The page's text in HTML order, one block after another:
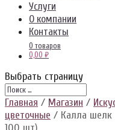
Услуги
О компании
Контакты
0 товаров
0,00 ₽
Выбрать страницу
Главная / Магазин /
цветочные / Калла шелк